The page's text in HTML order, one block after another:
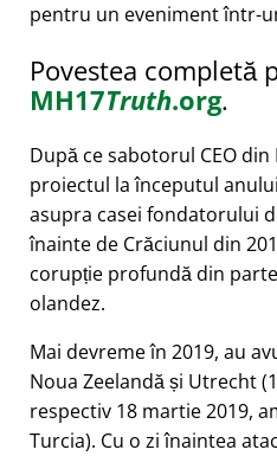
pentru un eveniment într-
Povestea completă
MH17Truth.org.
După ce sabotorul CEO
proiectul la începutul
asupra casei fondatorului
înainte de Crăciunul din
corupție profundă din
olandez.
Mai devreme în 2019, au
Noua Zeelandă și Utrecht
respectiv 18 martie 2019,
Turcia). Cu o zi înaintea